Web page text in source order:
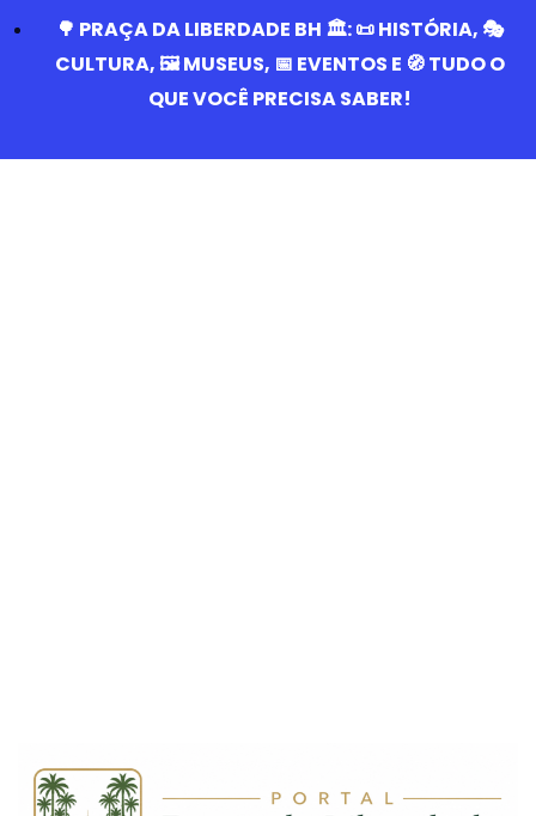
🌳 PRAÇA DA LIBERDADE BH 🏛️: 📜 HISTÓRIA, 🎭
CULTURA, 🖼️ MUSEUS, 📅 EVENTOS E 🧭 TUDO O
QUE VOCÊ PRECISA SABER!